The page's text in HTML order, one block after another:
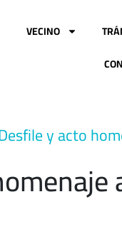
VECINO
y acto